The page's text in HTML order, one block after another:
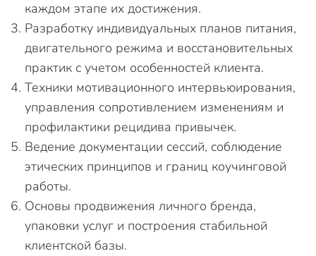
каждом этапе их достижения.
Разработку индивидуальных планов питания,
двигательного режима и восстановительных
практик с учетом особенностей клиента.
Техники мотивационного интервьюирования,
управления сопротивлением изменениям и
профилактики рецидива привычек.
Ведение документации сессий, соблюдение
этических принципов и границ коучинговой
работы.
Основы продвижения личного бренда,
упаковки услуг и построения стабильной
клиентской базы.